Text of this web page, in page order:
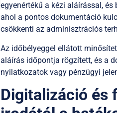
egyenértékű a kézi aláírással,
ahol a pontos dokumentáció
csökkenti az adminisztrációs
Az időbélyeggel ellátott
aláírás időpontja rögzített, és a
nyilatkozatok vagy pénzügyi
Digitalizáció és